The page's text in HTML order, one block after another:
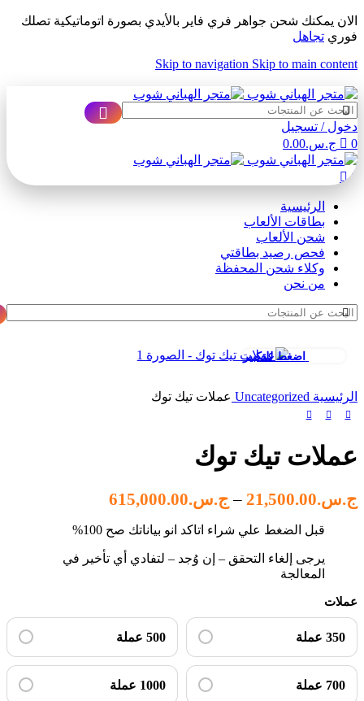
الان يمكنك شحن جواهر فري فاير بالأيدي بصورة اتوماتيكية تصلك
فوري تجاهل
Skip to navigation Skip to main content
دخول / تسجيل
0
ج.س.0.00
0
الرئيسية
بطاقات الألعاب
شحن الألعاب
فحص رصيد بطاقتي
وكلاء شحن المحفظة
من نحن
اضغط للتكبير
الرئيسية Uncategorized عملات تيك توك
عملات تيك توك
ج.س.21,500.00
– ج.س.615,000.00نطاق
منقبل الضغط علي شراء اتاكد انو بياناتك صح 100%
يرجى إلغاء التحقق – إن وُجد – لتفادي أي تأخير في
المعالجة
عملات
350 عملة 500 عملة
700 عملة 1000 عملة